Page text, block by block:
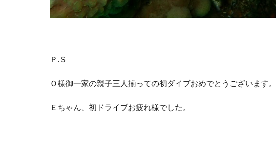
Ｐ.Ｓ
Ｏ様御一家の親子三人揃っての初ダイブおめでとうございます。
Ｅちゃん、初ドライブお疲れ様でした。